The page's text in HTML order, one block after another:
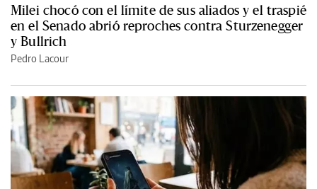
Milei chocó con el límite de sus aliados y el traspié
en el Senado abrió reproches contra Sturzenegger
y Bullrich
Pedro Lacour